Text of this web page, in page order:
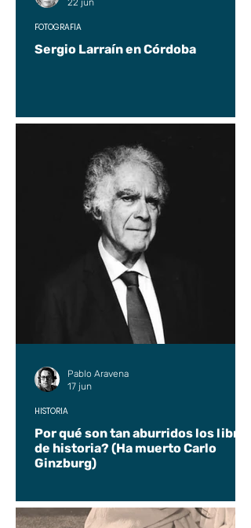
Sergio Larraín en Córdoba
FOTOGRAFÍA
22 jun
Por qué son tan aburridos los libros
de historia? (Ha muerto Carlo
Ginzburg)
HISTORIA
Pablo Aravena
17 jun